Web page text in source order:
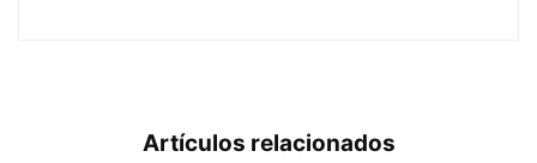
Artículos relacionados